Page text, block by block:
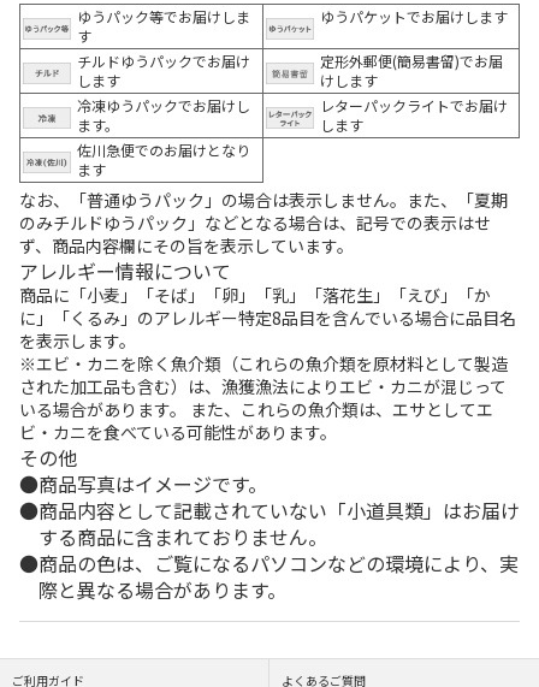
ゆうパック等でお届けしま
す
ゆうパケットでお届けします
チルドゆうパックでお届け
します
定形外郵便(簡易書留)でお届
けします
冷凍ゆうパックでお届けし
ます。
レターパックライトでお届け
します
佐川急便でのお届けとなり
ます
なお、「普通ゆうパック」の場合は表示しません。また、「夏期
のみチルドゆうパック」などとなる場合は、記号での表示はせ
ず、商品内容欄にその旨を表示しています。
アレルギー情報について
商品に「小麦」「そば」「卵」「乳」「落花生」「えび」「か
に」「くるみ」のアレルギー特定8品目を含んでいる場合に品目名
を表示します。
※エビ・カニを除く魚介類（これらの魚介類を原材料として製造
された加工品も含む）は、漁獲漁法によりエビ・カニが混じって
いる場合があります。 また、これらの魚介類は、エサとしてエ
ビ・カニを食べている可能性があります。
その他
商品写真はイメージです。
商品内容として記載されていない「小道具類」はお届け
する商品に含まれておりません。
商品の色は、ご覧になるパソコンなどの環境により、実
際と異なる場合があります。
ご利用ガイド よくあるご質問